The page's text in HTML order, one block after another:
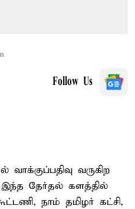
Follow Us
வருகிற
இந்த தேர்தல் களத்தில்
நாம் தமிழர் கட்சி,